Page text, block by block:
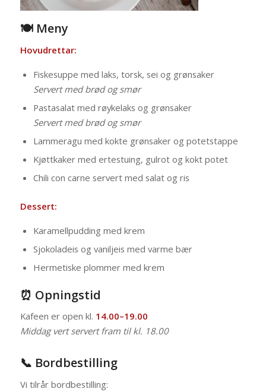
🍽️ Meny
Hovudrettar:
Fiskesuppe med laks, torsk, sei og grønsaker
Servert med brød og smør
Pastasalat med røykelaks og grønsaker
Servert med brød og smør
Lammeragu med kokte grønsaker og potetstappe
Kjøttkaker med ertestuing, gulrot og kokt potet
Chili con carne servert med salat og ris
Dessert:
Karamellpudding med krem
Sjokoladeis og vaniljeis med varme bær
Hermetiske plommer med krem
⏰ Opningstid
Kafeen er open kl. 14.00–19.00
Middag vert servert fram til kl. 18.00
📞 Bordbestilling
Vi tilrår bordbestilling: